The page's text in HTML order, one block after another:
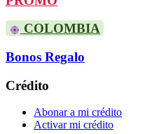
COLOMBIA
Bonos Regalo
Crédito
Abonar a mi crédito
Activar mi crédito